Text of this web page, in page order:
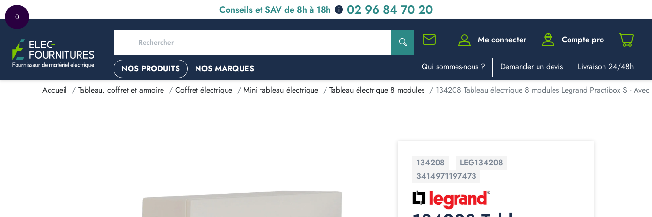
0
Conseils et SAV de 8h à 18h 02 96 84 70 20
NOS PRODUITS NOS MARQUES
Me connecter Compte pro
Qui sommes-nous ? Demander un devis Livraison 24/48h
Accueil Tableau, coffret et armoire Coffret électrique Mini tableau électrique Tableau électrique 8 modules 134208 Tableau électrique 8 modules Legrand Practibox S -
134208
LEG134208
3414971197473